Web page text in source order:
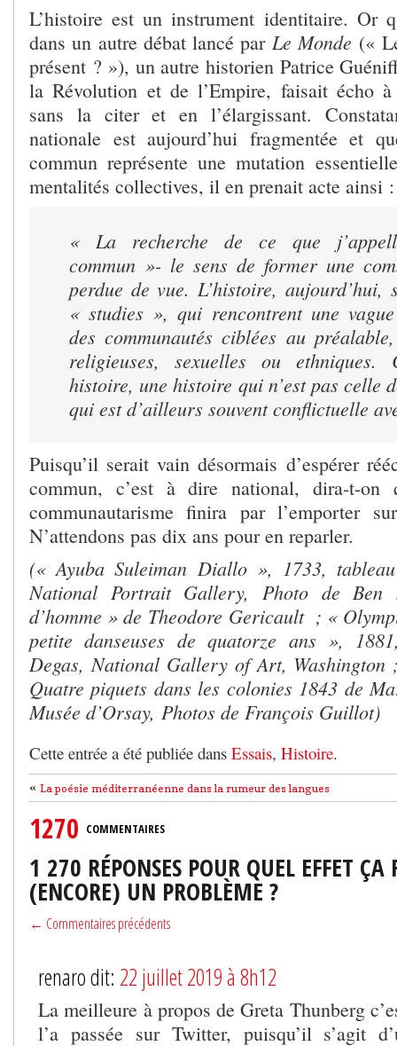
L’histoire est un instrument identitaire. Or
dans un autre débat lancé par Le Monde («
présent ? »), un autre historien Patrice
la Révolution et de l’Empire, faisait écho à
sans la citer et en l’élargissant.
nationale est aujourd’hui fragmentée et
commun représente une mutation
mentalités collectives, il en prenait acte ainsi :
« La recherche de ce que
commun »- le sens de former une
perdue de vue. L’histoire, aujourd’hui,
« studies », qui rencontrent une
des communautés ciblées au
religieuses, sexuelles ou
histoire, une histoire qui n’est pas celle
qui est d’ailleurs souvent conflictuelle
Puisqu’il serait vain désormais d’espérer
commun, c’est à dire national, dira-t-on
communautarisme finira par l’emporter
N’attendons pas dix ans pour en reparler.
(« Ayuba Suleiman Diallo », 1733,
National Portrait Gallery, Photo de
d’homme » de Theodore Gericault ; «
petite danseuses de quatorze ans »,
Degas, National Gallery of Art, Washington
Quatre piquets dans les colonies 1843 de
Musée d’Orsay, Photos de François Guillot)
Cette entrée a été publiée dans Essais, Histoire.
« La poésie méditerranéenne dans la rumeur des langues
1270 COMMENTAIRES
1 270 RÉPONSES POUR QUEL EFFET ÇA
(ENCORE) UN PROBLÈME ?
← Commentaires précédents
renaro dit: 22 juillet 2019 à 8h12
La meilleure à propos de Greta Thunberg
l’a passée sur Twitter, puisqu’il s’agit